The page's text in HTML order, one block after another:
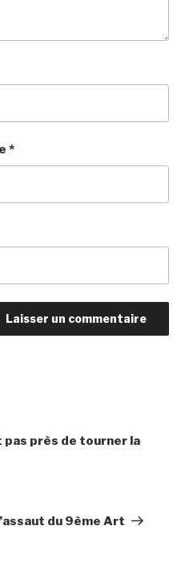
*
près de tourner la
du 9ème Art